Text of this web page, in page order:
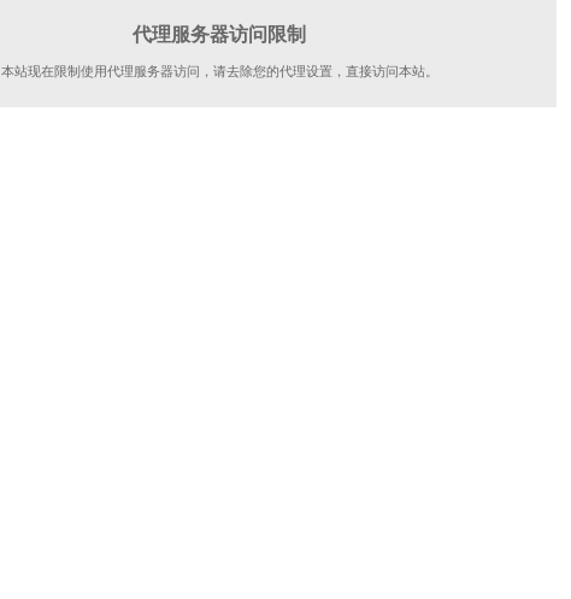
代理服务器访问限制
本站现在限制使用代理服务器访问，请去除您的代理设置，直接访问本站。